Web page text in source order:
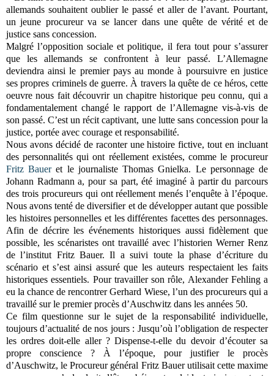
allemands souhaitent oublier le passé et aller de l’avant. Pourtant,
un jeune procureur va se lancer dans une quête de vérité et de
justice sans concession.
Malgré l’opposition sociale et politique, il fera tout pour s’assurer
que les allemands se confrontent à leur passé. L’Allemagne
deviendra ainsi le premier pays au monde à poursuivre en justice
ses propres criminels de guerre. À travers la quête de ce héros, cette
oeuvre nous fait découvrir un chapitre historique peu connu, qui a
fondamentalement changé le rapport de l’Allemagne vis-à-vis de
son passé. C’est un récit captivant, une lutte sans concession pour la
justice, portée avec courage et responsabilité.
Nous avons décidé de raconter une histoire fictive, tout en incluant
des personnalités qui ont réellement existées, comme le procureur
Fritz Baueret le journaliste Thomas Gnielka. Le personnage de
Johann Radmann a, pour sa part, été imaginé à partir du parcours
des trois procureurs qui ont réellement menés l’enquête à l’époque.
Nous avons tenté de diversifier et de développer autant que possible
les histoires personnelles et les différentes facettes des personnages.
Afin de décrire les événements historiques aussi fidèlement que
possible, les scénaristes ont travaillé avec l’historien Werner Renz
de l’institut Fritz Bauer. Il a suivi toute la phase d’écriture du
scénario et s’est ainsi assuré que les auteurs respectaient les faits
historiques essentiels. Pour travailler son rôle, Alexander Fehling a
eu la chance de rencontrer Gerhard Wiese, l’un des procureurs qui a
travaillé sur le premier procès d’Auschwitz dans les années 50.
Ce film questionne sur le sujet de la responsabilité individuelle,
toujours d’actualité de nos jours : Jusqu’où l’obligation de respecter
les ordres doit-elle aller ? Dispense-t-elle du devoir d’écouter sa
propre conscience ? À l’époque, pour justifier le procès
d’Auschwitz, le Procureur général Fritz Bauer utilisait cette maxime